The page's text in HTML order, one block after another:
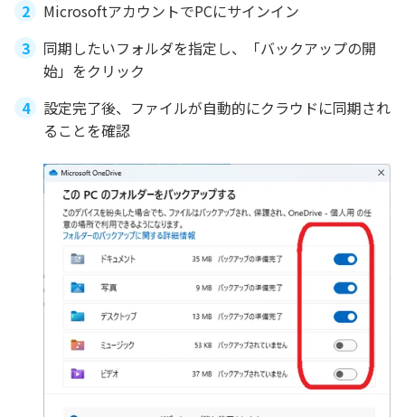
MicrosoftアカウントでPCにサインイン
同期したいフォルダを指定し、「バックアップの開
始」をクリック
設定完了後、ファイルが自動的にクラウドに同期され
ることを確認